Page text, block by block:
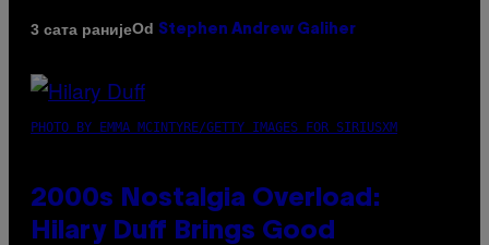
3 сата ранијеOd Stephen Andrew Galiher
PHOTO BY EMMA MCINTYRE/GETTY IMAGES FOR SIRIUSXM
2000s Nostalgia Overload:
Hilary Duff Brings Good